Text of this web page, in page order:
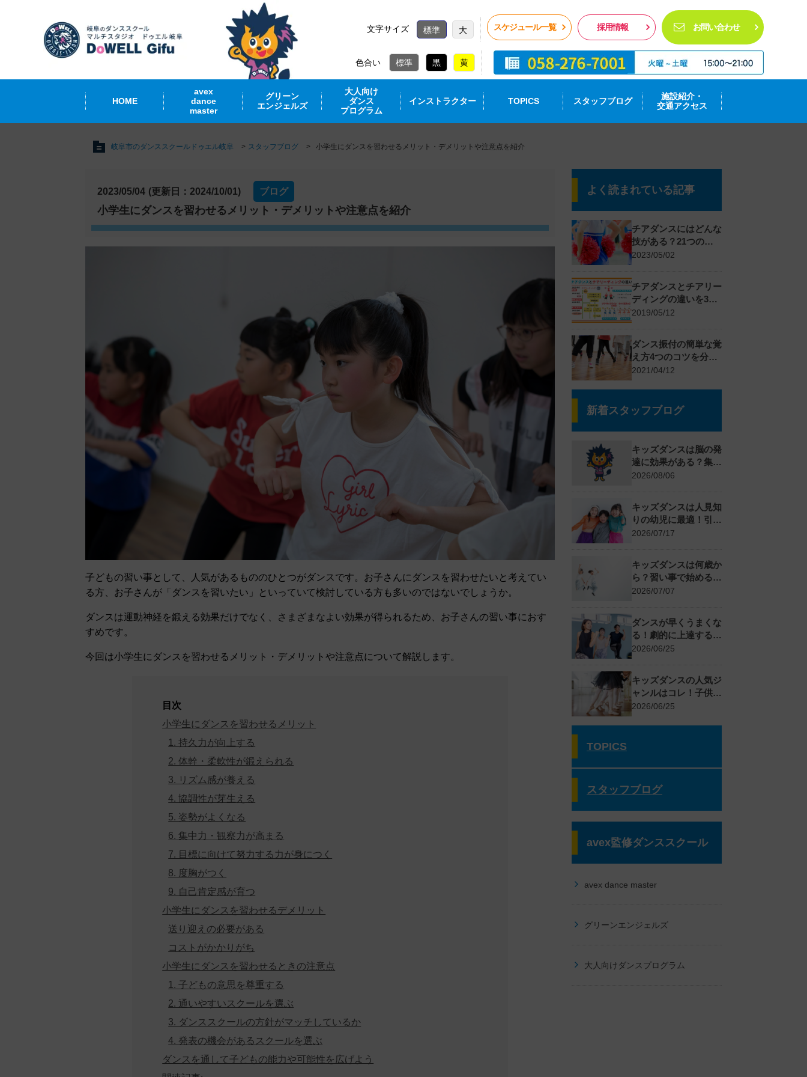
スケジュール一覧 採用情報 お問い合わせ
文字サイズ 標準 大
色合い
HOME
avex
dance
master
グリーン
エンジェルズ
大人向け
ダンス
プログラム
インストラクター TOPICS スタッフブログ
施設紹介・
交通アクセス
岐阜市のダンススクールドゥエル岐阜 スタッフブログ 小学生にダンスを習わせるメリット・デメリットや注意点を紹介
2023/05/04 (更新日：2024/10/01) ブログ
小学生にダンスを習わせるメリット・デメリットや注意点を紹介
子どもの習い事として、人気があるもののひとつがダンスです。お子さんにダンスを習わせたいと考えてい
る方、お子さんが「ダンスを習いたい」といっていて検討している方も多いのではないでしょうか。
ダンスは運動神経を鍛える効果だけでなく、さまざまなよい効果が得られるため、お子さんの習い事におす
すめです。
今回は小学生にダンスを習わせるメリット・デメリットや注意点について解説します。
目次
小学生にダンスを習わせるメリット
1. 持久力が向上する
2. 体幹・柔軟性が鍛えられる
3. リズム感が養える
4. 協調性が芽生える
5. 姿勢がよくなる
6. 集中力・観察力が高まる
7. 目標に向けて努力する力が身につく
8. 度胸がつく
9. 自己肯定感が育つ
小学生にダンスを習わせるデメリット
送り迎えの必要がある
コストがかかりがち
小学生にダンスを習わせるときの注意点
1. 子どもの意思を尊重する
2. 通いやすいスクールを選ぶ
3. ダンススクールの方針がマッチしているか
4. 発表の機会があるスクールを選ぶ
ダンスを通して子どもの能力や可能性を広げよう
よく読まれている記事
チアダンスにはどんな
技がある？21つのテ
クニックを詳しく紹介
2023/05/02
チアダンスとチアリー
ディングの違いを3つ
のポイントで解説
2019/05/12
ダンス振付の簡単な覚
え方4つのコツを分か
りやすく解説
2021/04/12
新着スタッフブログ
キッズダンスは脳の発
達に効果がある？集中
力・記憶力が育つ理由
2026/08/06
キッズダンスは人見知
りの幼児に最適！引っ
込み思案を克服する対
2026/07/17
キッズダンスは何歳か
ら？習い事で始めるメ
リットとスクールの選
2026/07/07
ダンスが早くうまくな
る！劇的に上達する基
礎練習とコツ
2026/06/25
キッズダンスの人気ジ
ャンルはコレ！子供に
おすすめの種類と選び
2026/06/25
TOPICS
スタッフブログ
avex監修ダンススクール
avex dance master
グリーンエンジェルズ
大人向けダンスプログラム